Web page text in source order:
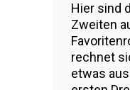
Hier sind
Zweiten
rechnet
etwas